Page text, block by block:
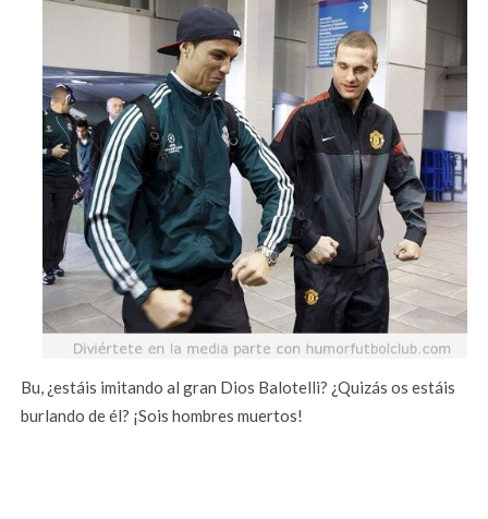
Bu, ¿estáis imitando al gran Dios Balotelli? ¿Quizás os estáis
burlando de él? ¡Sois hombres muertos!